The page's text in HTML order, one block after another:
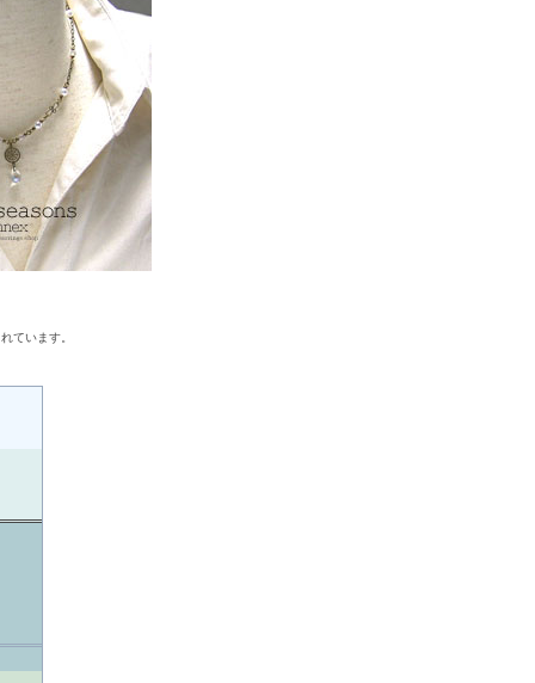
ています。